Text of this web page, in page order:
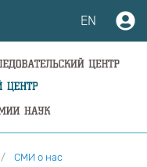
EN
СМИ о нас